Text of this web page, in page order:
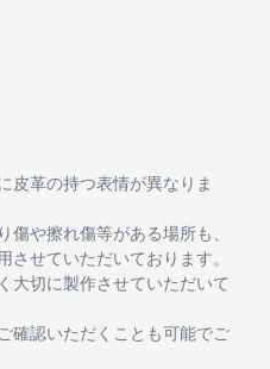
皮革の持つ表情が異なりま
や擦れ傷等がある場所も、
させていただいております。
大切に製作させていただいて
確認いただくことも可能でご